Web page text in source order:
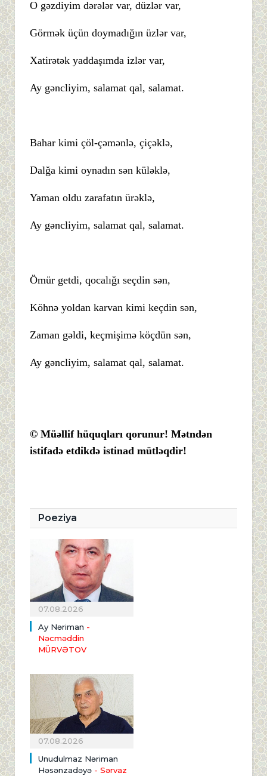
O gəzdiyim dərələr var, düzlər var,
Görmək üçün doymadığın üzlər var,
Xatirətək yaddaşımda izlər var,
Ay gəncliyim, salamat qal, salamat.
Bahar kimi çöl-çəmənlə, çiçəklə,
Dalğa kimi oynadın sən küləklə,
Yaman oldu zarafatın ürəklə,
Ay gəncliyim, salamat qal, salamat.
Ömür getdi, qocalığı seçdin sən,
Köhnə yoldan karvan kimi keçdin sən,
Zaman gəldi, keçmişimə köçdün sən,
Ay gəncliyim, salamat qal, salamat.
© Müəllif hüquqları qorunur! Mətndən
istifadə etdikdə istinad mütləqdir!
Poeziya
07.08.2026
Ay Nəriman -
Nəcməddin
MÜRVƏTOV
07.08.2026
Unudulmaz Nəriman
Həsənzadəyə - Sərvaz